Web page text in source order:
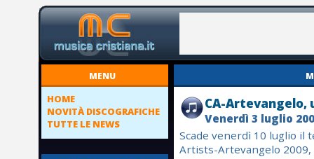
MENU
HOME
NOVITÀ DISCOGRAFICHE
TUTTE LE NEWS
CA-
Venerdì 3 luglio
Scade venerdì 10 luglio il
Artists-Artevangelo 2009,